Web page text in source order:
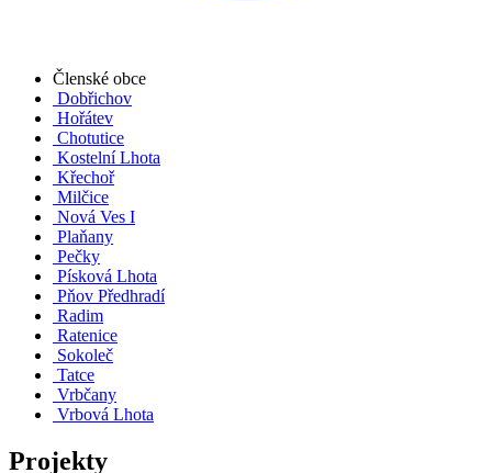
Členské obce
Dobřichov
Hořátev
Chotutice
Kostelní Lhota
Křechoř
Milčice
Nová Ves I
Plaňany
Pečky
Písková Lhota
Pňov Předhradí
Radim
Ratenice
Sokoleč
Tatce
Vrbčany
Vrbová Lhota
Projekty